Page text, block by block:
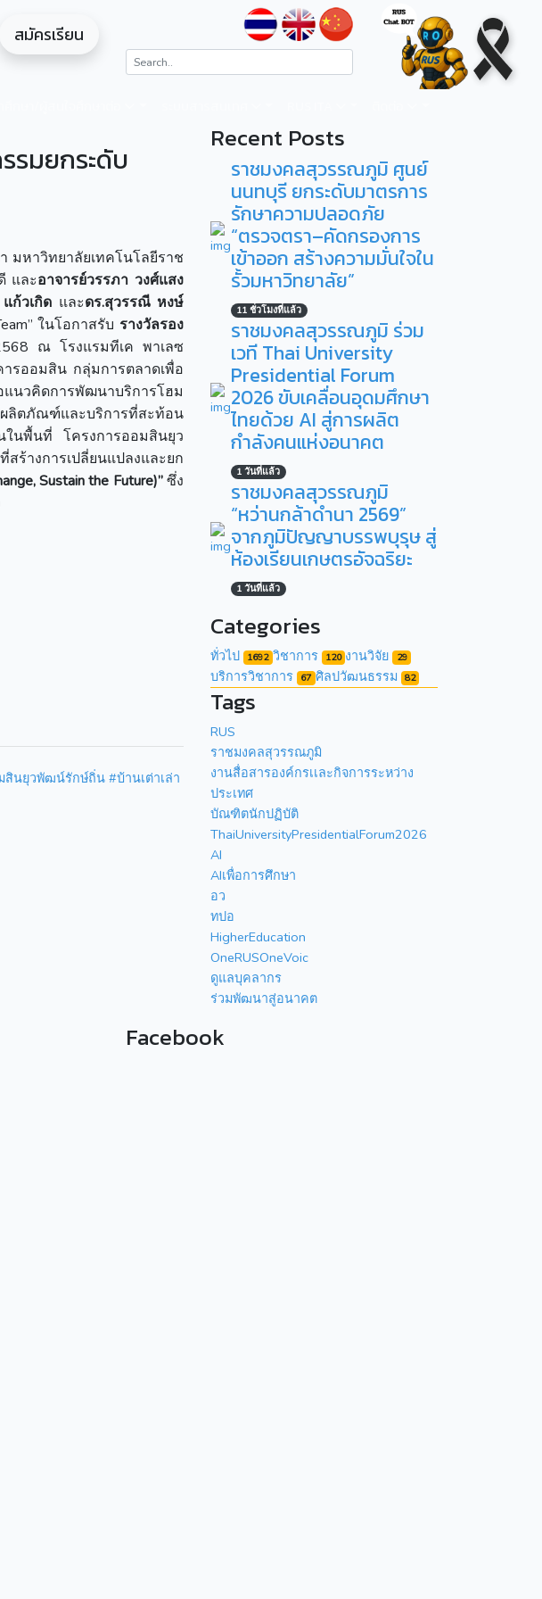
สมัครเรียน
รมยกระดับ
มหาวิทยาลัยเทคโนโลยีราช
และอาจารย์วรรภา วงศ์แสง
ก้วเกิด และดร.สุวรรณี หงษ์
ในโอกาสรับ รางวัลรอง
ณ โรงแรมทีเค พาเลซ
รออมสิน กลุ่มการตลาดเพื่อ
แนวคิดการพัฒนาบริการโฮม
ลิตภัณฑ์และบริการที่สะท้อน
ในพื้นที่ โครงการออมสินยุว
างการเปลี่ยนแปลงและยก
Sustain the Future)”ซึ่ง
นยุวพัฒน์รักษ์ถิ่น #บ้านเต่าเล่า
Recent Posts
ราชมงคลสุวรรณภูมิ ศูนย์
นนทบุรี ยกระดับมาตรการ
รักษาความปลอดภัย
“ตรวจตรา–คัดกรองการ
เข้าออก สร้างความมั่นใจใน
รั้วมหาวิทยาลัย”
11 ชั่วโมงที่แล้ว
ราชมงคลสุวรรณภูมิ ร่วม
เวที Thai University
Presidential Forum
2026 ขับเคลื่อนอุดมศึกษา
ไทยด้วย AI สู่การผลิต
กำลังคนแห่งอนาคต
1 วันที่แล้ว
ราชมงคลสุวรรณภูมิ
“หว่านกล้าดำนา 2569”
จากภูมิปัญญาบรรพบุรุษ สู่
ห้องเรียนเกษตรอัจฉริยะ
1 วันที่แล้ว
Categories
ทั่วไป 1692 วิชาการ 120 งานวิจัย 29
บริการวิชาการ 67 ศิลปวัฒนธรรม 82
Tags
RUS
ราชมงคลสุวรรณภูมิ
งานสื่อสารองค์กรเเละกิจการระหว่าง
ประเทศ
บัณฑิตนักปฏิบัติ
ThaiUniversityPresidentialForum2026
AI
AIเพื่อการศึกษา
อว
ทปอ
HigherEducation
OneRUSOneVoic
ดูแลบุคลากร
ร่วมพัฒนาสู่อนาคต
Facebook